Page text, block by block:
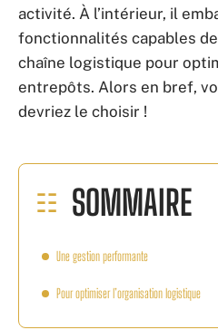
activité. À l’intérieur, il
fonctionnalités capables
chaîne logistique pour
entrepôts. Alors en bref,
devriez le choisir !
SOMMAIRE
Une gestion performante
Pour optimiser l’organisation logistique